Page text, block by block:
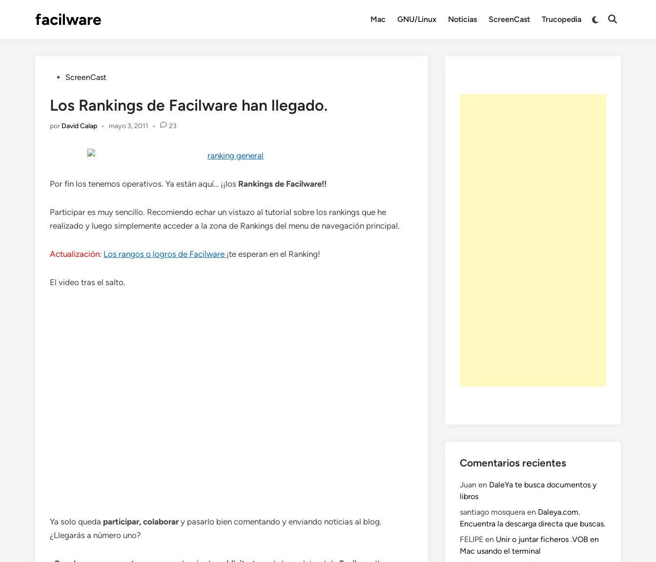
facilware Mac GNU/Linux Noticias ScreenCast Trucopedia
Publicado
ScreenCast
Los Rankings de Facilware han llegado.
por David Calap • mayo 3, 2011 • 23
Por fin los tenemos operativos. Ya están aquí… ¡¡los Rankings de Facilware!!
Participar es muy sencillo. Recomiendo echar un vistazo al tutorial sobre los rankings que he
realizado y luego simplemente acceder a la zona de Rankings del menu de navegación principal.
Actualización: Los rangos o logros de Facilware ¡te esperan en el Ranking!
El video tras el salto.
Ya solo queda participar, colaborary pasarlo bien comentando y enviando noticias al blog.
¿Llegarás a número uno?
Comentarios recientes
Juan en DaleYa te busca documentos y
libros
santiago mosquera en Daleya.com.
Encuentra la descarga directa que buscas.
FELIPE en Unir o juntar ficheros .VOB en
Mac usando el terminal